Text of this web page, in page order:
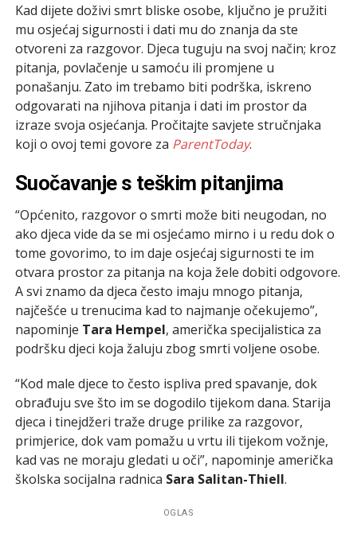
Kad dijete doživi smrt bliske osobe, ključno je pružiti
mu osjećaj sigurnosti i dati mu do znanja da ste
otvoreni za razgovor. Djeca tuguju na svoj način; kroz
pitanja, povlačenje u samoću ili promjene u
ponašanju. Zato im trebamo biti podrška, iskreno
odgovarati na njihova pitanja i dati im prostor da
izraze svoja osjećanja. Pročitajte savjete stručnjaka
koji o ovoj temi govore za ParentToday.
Suočavanje s teškim pitanjima
“Općenito, razgovor o smrti može biti neugodan, no
ako djeca vide da se mi osjećamo mirno i u redu dok o
tome govorimo, to im daje osjećaj sigurnosti te im
otvara prostor za pitanja na koja žele dobiti odgovore.
A svi znamo da djeca često imaju mnogo pitanja,
najčešće u trenucima kad to najmanje očekujemo”,
napominje Tara Hempel, američka specijalistica za
podršku djeci koja žaluju zbog smrti voljene osobe.
“Kod male djece to često ispliva pred spavanje, dok
obrađuju sve što im se dogodilo tijekom dana. Starija
djeca i tinejdžeri traže druge prilike za razgovor,
primjerice, dok vam pomažu u vrtu ili tijekom vožnje,
kad vas ne moraju gledati u oči”, napominje američka
školska socijalna radnica Sara Salitan-Thiell.
OGLAS